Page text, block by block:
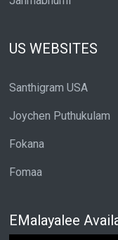
US WEBSITES
Santhigram USA
Joychen Puthukulam
Fokana
Fomaa
EMalayalee